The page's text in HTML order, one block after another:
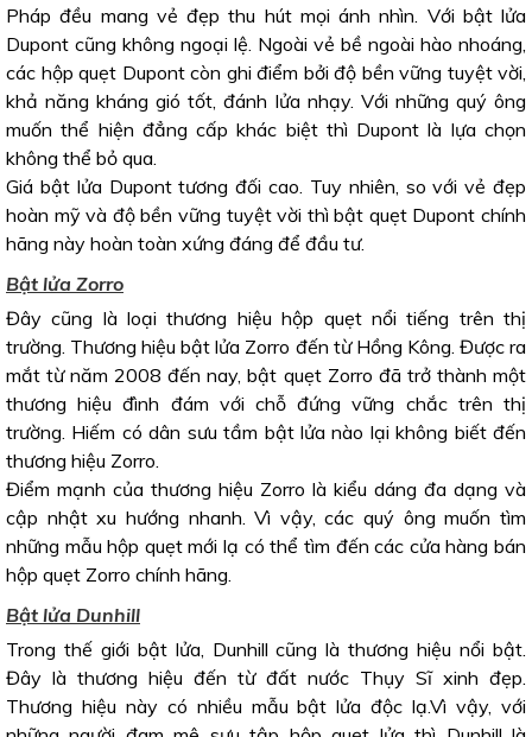
Pháp đều mang vẻ đẹp thu hút mọi ánh nhìn. Với bật lửa
Dupont cũng không ngoại lệ. Ngoài vẻ bề ngoài hào nhoáng,
các hộp quẹt Dupont còn ghi điểm bởi độ bền vững tuyệt vời,
khả năng kháng gió tốt, đánh lửa nhạy. Với những quý ông
muốn thể hiện đẳng cấp khác biệt thì Dupont là lựa chọn
không thể bỏ qua.
Giá bật lửa Dupont tương đối cao. Tuy nhiên, so với vẻ đẹp
hoàn mỹ và độ bền vững tuyệt vời thì bật quẹt Dupont chính
hãng này hoàn toàn xứng đáng để đầu tư.
Bật lửa Zorro
Đây cũng là loại thương hiệu hộp quẹt nổi tiếng trên thị
trường. Thương hiệu bật lửa Zorro đến từ Hồng Kông. Được ra
mắt từ năm 2008 đến nay, bật quẹt Zorro đã trở thành một
thương hiệu đình đám với chỗ đứng vững chắc trên thị
trường. Hiếm có dân sưu tầm bật lửa nào lại không biết đến
thương hiệu Zorro.
Điểm mạnh của thương hiệu Zorro là kiểu dáng đa dạng và
cập nhật xu hướng nhanh. Vì vậy, các quý ông muốn tìm
những mẫu hộp quẹt mới lạ có thể tìm đến các cửa hàng bán
hộp quẹt Zorro chính hãng.
Bật lửa Dunhill
Trong thế giới bật lửa, Dunhill cũng là thương hiệu nổi bật.
Đây là thương hiệu đến từ đất nước Thụy Sĩ xinh đẹp.
Thương hiệu này có nhiều mẫu bật lửa độc lạ.Vì vậy, với